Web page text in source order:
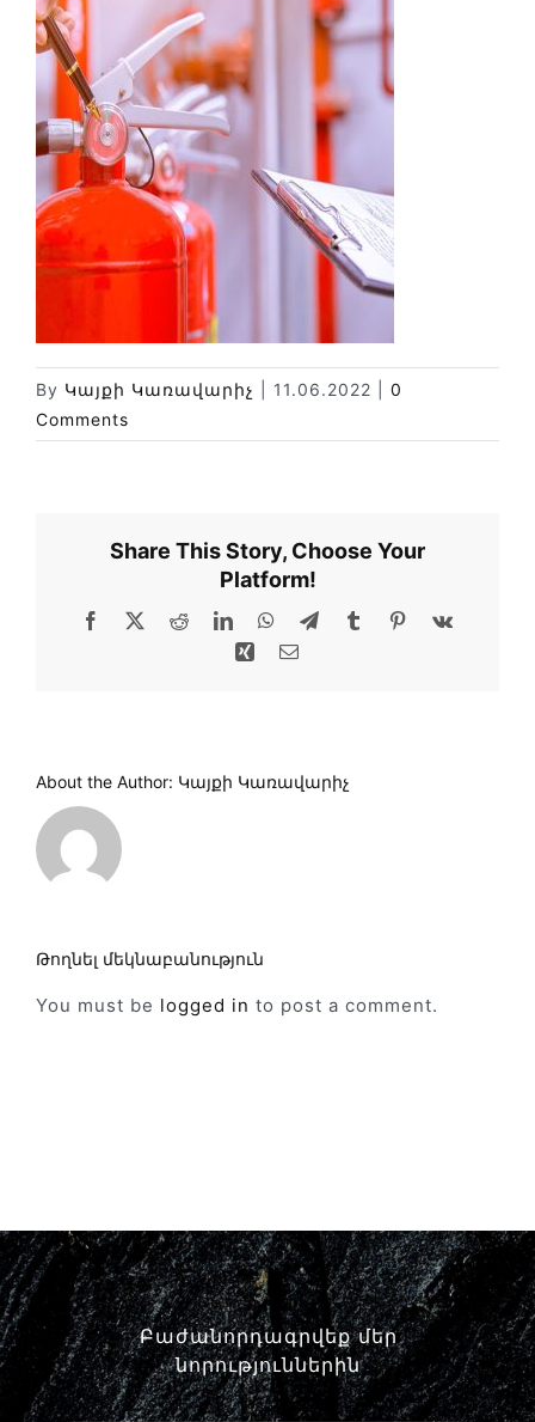
Փորձաքննությունների տեսակները
Նորություններ
Գրադարան
Կայքի քարտեզ
By Կայքի Կառավարիչ 11.06.2022
0
Comments
Share This Story, Choose Your
Platform!
Facebook Reddit LinkedInWhatsAppTelegram
TumblrPinterest
Xing
About the Author: Կայքի Կառավարիչ
Թողնել մեկնաբանություն
You must be logged in to post a comment.
Բաժանորդագրվեք մեր
նորություններին